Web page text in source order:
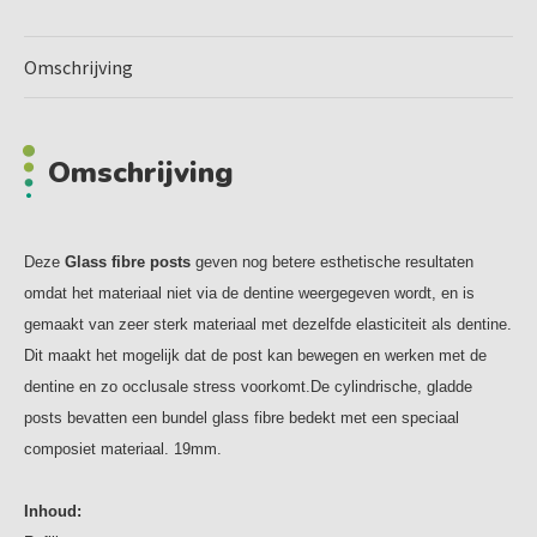
Omschrijving
Omschrijving
Deze Glass fibre posts geven nog betere esthetische resultaten
omdat het materiaal niet via de dentine weergegeven wordt, en is
gemaakt van zeer sterk materiaal met dezelfde elasticiteit als dentine.
Dit maakt het mogelijk dat de post kan bewegen en werken met de
dentine en zo occlusale stress voorkomt.De cylindrische, gladde
posts bevatten een bundel glass fibre bedekt met een speciaal
composiet materiaal. 19mm.
Inhoud: